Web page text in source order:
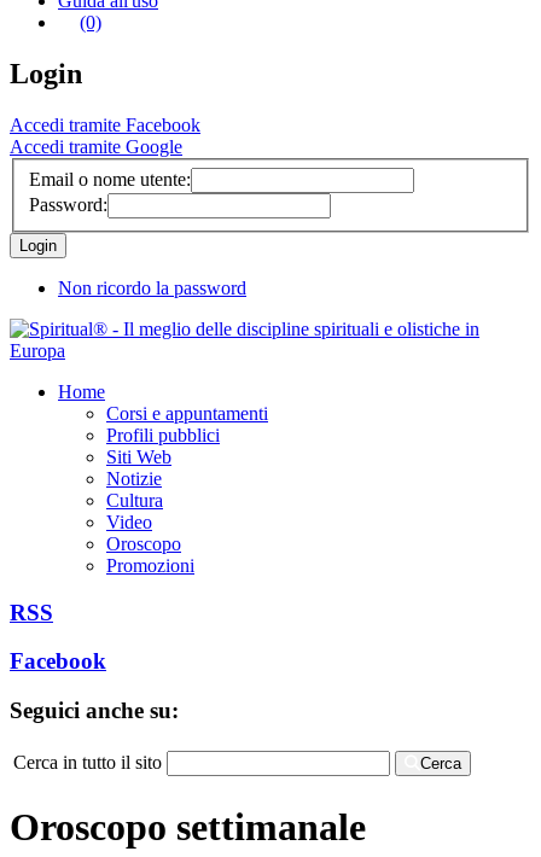
(0)
Login
Accedi tramite Facebook
Accedi tramite Google
Email o nome utente:
Password:
Non ricordo la password
Home
Corsi e appuntamenti
Profili pubblici
Siti Web
Notizie
Cultura
Video
Oroscopo
Promozioni
RSS
Facebook
Seguici anche su:
Cerca in tutto il sito Cerca
Oroscopo settimanale